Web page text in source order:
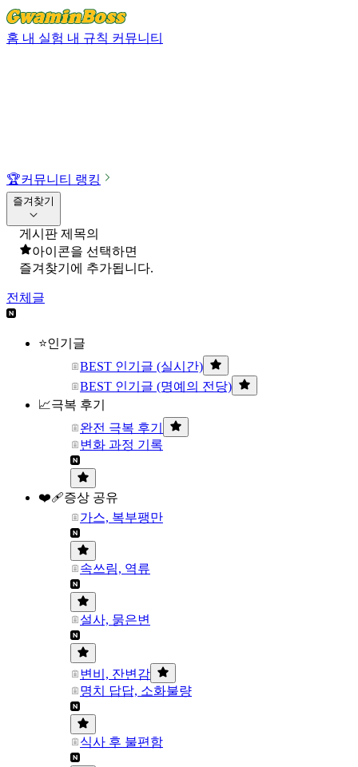
홈 내 실험 내 규칙 커뮤니티
🏆커뮤니티 랭킹
즐겨찾기
게시판 제목의
아이콘을 선택하면
즐겨찾기에 추가됩니다.
전체글
⭐인기글
BEST 인기글 (실시간)
BEST 인기글 (명예의 전당)
📈극복 후기
완전 극복 후기
변화 과정 기록
❤️‍🩹증상 공유
가스, 복부팽만
속쓰림, 역류
설사, 묽은변
변비, 잔변감
명치 답답, 소화불량
식사 후 불편함